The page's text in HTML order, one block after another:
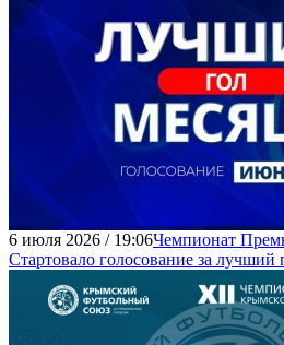
6 июля 2026 / 19:06Чемпионат
Стартовало голосование за лучший